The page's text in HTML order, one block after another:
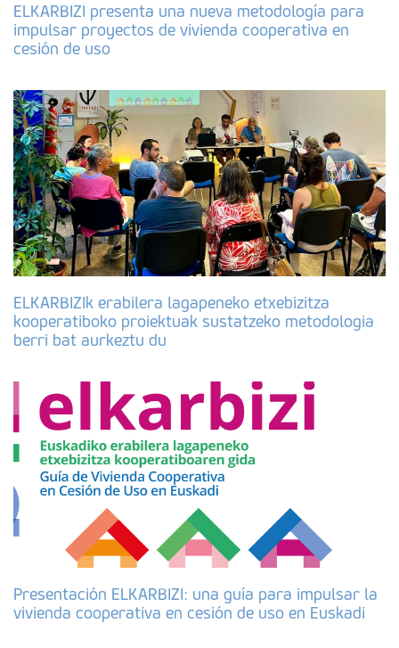
ELKARBIZI presenta una nueva metodología para
impulsar proyectos de vivienda cooperativa en
cesión de uso
ELKARBIZIk erabilera lagapeneko etxebizitza
kooperatiboko proiektuak sustatzeko metodologia
berri bat aurkeztu du
Presentación ELKARBIZI: una guía para impulsar la
vivienda cooperativa en cesión de uso en Euskadi